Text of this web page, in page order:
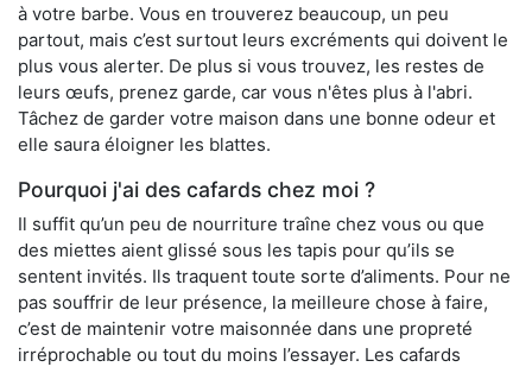
à votre barbe. Vous en trouverez beaucoup, un peu
partout, mais c’est surtout leurs excréments qui doivent le
plus vous alerter. De plus si vous trouvez, les restes de
leurs œufs, prenez garde, car vous n'êtes plus à l'abri.
Tâchez de garder votre maison dans une bonne odeur et
elle saura éloigner les blattes.
Pourquoi j'ai des cafards chez moi ?
Il suffit qu’un peu de nourriture traîne chez vous ou que
des miettes aient glissé sous les tapis pour qu’ils se
sentent invités. Ils traquent toute sorte d’aliments. Pour ne
pas souffrir de leur présence, la meilleure chose à faire,
c’est de maintenir votre maisonnée dans une propreté
irréprochable ou tout du moins l’essayer. Les cafards